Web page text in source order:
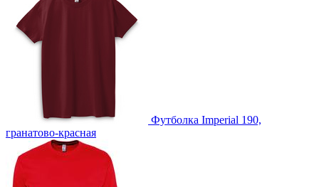
Футболка Imperial 190,
гранатово-красная